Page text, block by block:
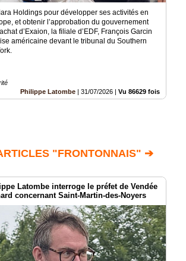
Holdings pour développer ses activités en
et obtenir l’approbation du gouvernement
d’Exaion, la filiale d’EDF, François Garcin
américaine devant le tribunal du Southern
Philippe Latombe
31/07/2026 Vu 86629 fois
"FRONTONNAIS" ➔
Latombe interroge le préfet de Vendée
concernant Saint-Martin-des-Noyers